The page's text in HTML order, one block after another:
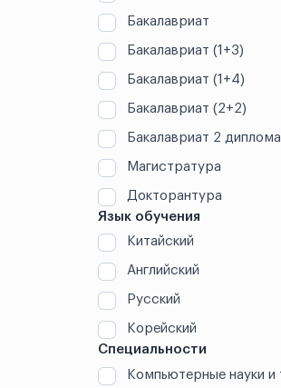
Далянь
Даньян
Дэчжоу
Дэян
Жичжао
Куньмин
Куньшань
Ланьчжоу
Бакалавриат
Бакалавриат (1+3)
Бакалавриат (1+4)
Бакалавриат (2+2)
Бакалавриат 2 диплома
Магистратура
Докторантура
Язык обучения
Китайский
Английский
Русский
Корейский
Специальности